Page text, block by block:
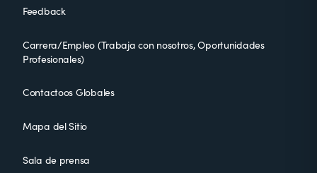
Feedback
Carrera/Empleo (Trabaja con nosotros, Oportunidades
Profesionales)
Contactoos Globales
Mapa del Sitio
Sala de prensa